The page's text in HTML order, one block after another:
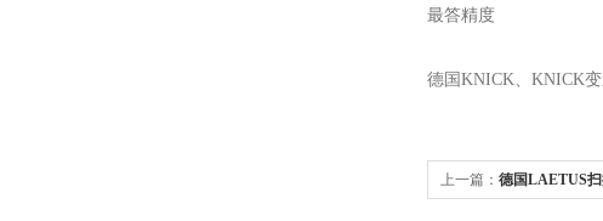
最答精度
德国 KNICK、 KNICK
上一篇： 德国LAETUS